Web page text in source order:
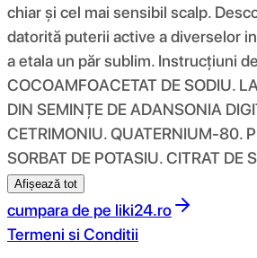
chiar și cel mai sensibil scalp.
datorită puterii active a diverselor
a etala un păr sublim. Instrucțiuni
COCOAMFOACETAT DE SODIU.
DIN SEMINȚE DE ADANSONIA
CETRIMONIU. QUATERNIUM-80.
SORBAT DE POTASIU. CITRAT
Afișează tot
cumpara de pe liki24.ro
Termeni si Conditii